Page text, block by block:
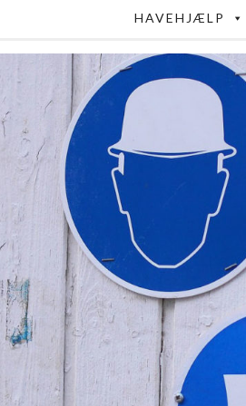
HAVEHJÆLP